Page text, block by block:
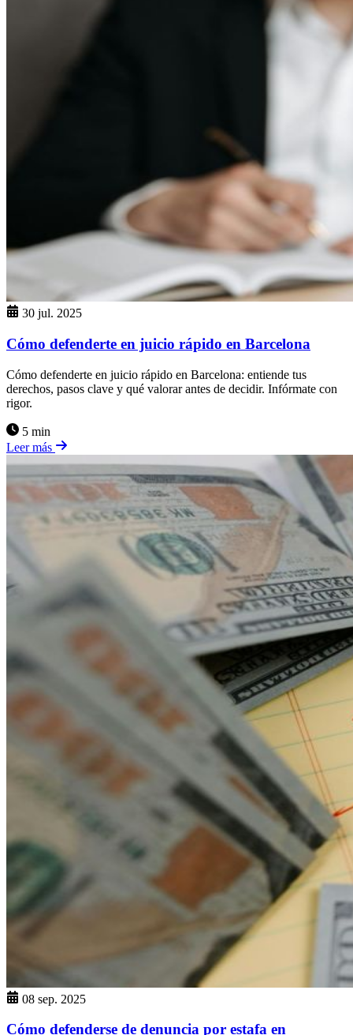
30 jul. 2025
Cómo defenderte en juicio rápido en Barcelona
Cómo defenderte en juicio rápido en Barcelona: entiende tus
derechos, pasos clave y qué valorar antes de decidir. Infórmate con
rigor.
5 min
Leer más
08 sep. 2025
Cómo defenderse de denuncia por estafa en